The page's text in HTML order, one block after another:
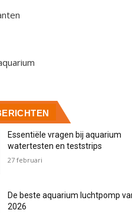
Essentiële vragen bij aquarium
watertesten en teststrips
27 februari
De beste aquarium luchtpomp
2026